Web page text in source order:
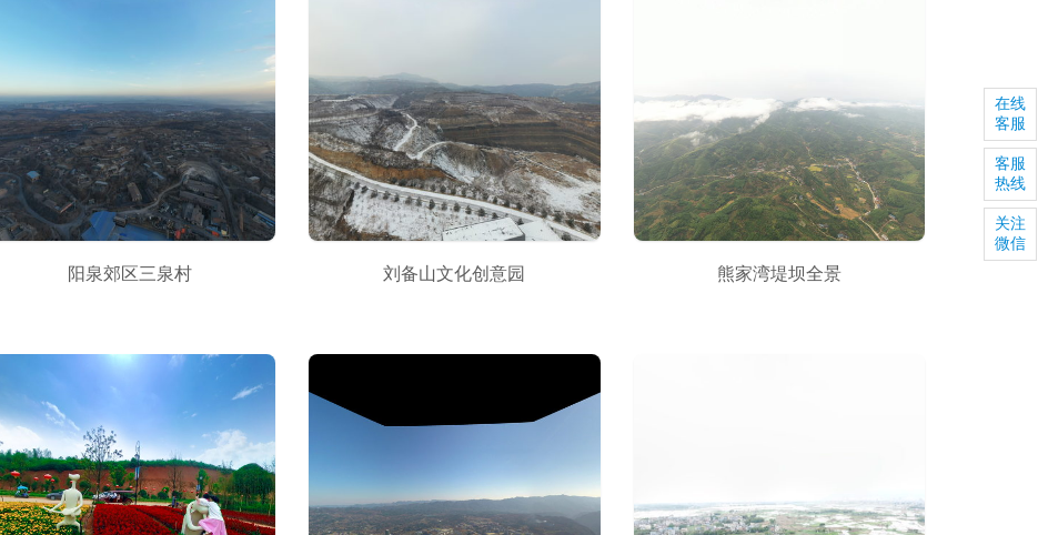
阳泉郊区三泉村 刘备山文化创意园 熊家湾堤坝全景
在线
客服
客服
热线
关注
微信